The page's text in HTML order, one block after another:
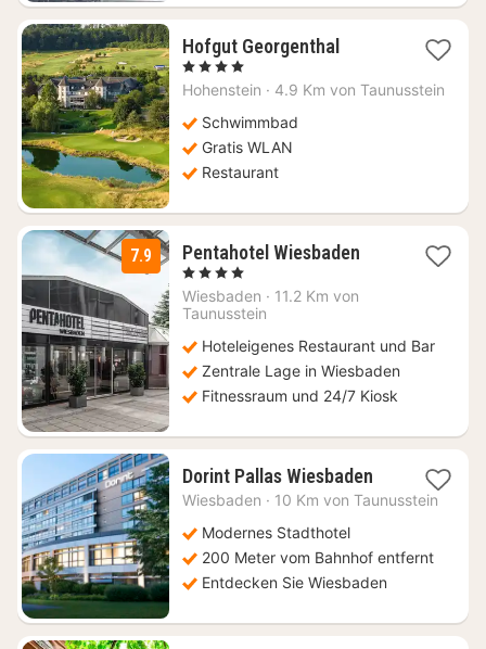
Hofgut Georgenthal1
ab
, 4 Sterne
Hohenstein · 4.9 Km von Taunusstein
Schwimmbad
Gratis WLAN
Restaurant
7.9 Pentahotel Wiesbaden1
, 4 Sterne
Wiesbaden · 11.2 Km von
Taunusstein
Hoteleigenes Restaurant und Bar
Zentrale Lage in Wiesbaden
Fitnessraum und 24/7 Kiosk
Dorint Pallas Wiesbaden1
Nacht
€
Wiesbaden · 10 Km von Taunusstein
Modernes Stadthotel
200 Meter vom Bahnhof entfernt
Entdecken Sie Wiesbaden